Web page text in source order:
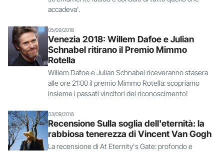
accadeva'.
05/09/2018
Venezia 2018: Willem Dafoe e Julian
Schnabel ritirano il Premio Mimmo
Rotella
Willem Dafoe e Julian Schnabel riceveranno stasera
alle ore 21:00 il premio Mimmo Rotella: scopriamo
insieme i passati vincitori del riconoscimento!
03/09/2018
Recensione Sulla soglia dell'eternità: la
rabbiosa tenerezza di Vincent Van Gogh
La recensione di At Eternity's Gate: profondo e